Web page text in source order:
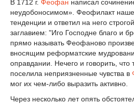
В 1712 г. Феофан написал
неудобоносимом». Феофилакт
тенденции и ответил на него
заглавием: "Иго Господне благо и
прямо называть Феофаново
вносящим реформатские
оправдании. Нечего и говорить, что
поселила неприязненные чувства в
мог их чем-либо выразить активно.
Через несколько лет опять